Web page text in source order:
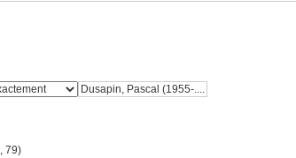
79)